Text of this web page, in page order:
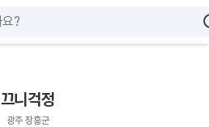
끄니걱정
광주 장흥군